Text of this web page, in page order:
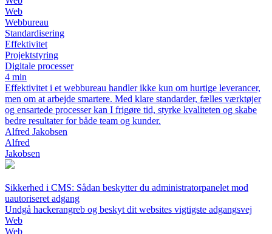
Web
Webbureau
Standardisering
Effektivitet
Projektstyring
Digitale processer
4 min
Effektivitet i et webbureau handler ikke kun om hurtige leverancer,
men om at arbejde smartere. Med klare standarder, fælles værktøjer
og ensartede processer kan I frigøre tid, styrke kvaliteten og skabe
bedre resultater for både team og kunder.
Alfred Jakobsen
Alfred
Jakobsen
Sikkerhed i CMS: Sådan beskytter du administratorpanelet mod
uautoriseret adgang
Undgå hackerangreb og beskyt dit websites vigtigste adgangsvej
Web
Web